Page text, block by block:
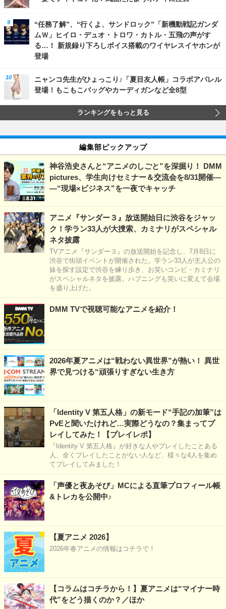
“任務了解”、“行くよ、サンドロック”「新機動戦記ガンダ
ムＷ」ヒイロ・デュオ・トロワ・カトル・五飛の声がす
る…！ 新規録り下ろしボイス搭載のワイヤレスイヤホンが
登場
ニャンコ先生がひょっこり♪「夏目友人帳」コラボアパレル
登場！もこもこバッグやカーディガンなど全8型
ランキングをもっと見る
編集部ピックアップ
神谷浩史さんと“アニメのしごと”を深掘り！ DMM
pictures、学生向けセミナー＆交流会を8/31開催―
―“現場×ビジネス”を一夜でキャッチ
アニメ『サンダー３』放送開始日に渋谷をジャッ
ク！学ラン33人が大捜索、カミナリがスペシャル
ネタ披露
TVアニメ『サンダー３』の放送開始を記念し、7月8日に
渋谷で街頭イベントが開催された。学ラン33人が主人公の
妹を探す設定で渋谷を練り歩き、お笑いコンビ・カミナリ
がスペシャルネタを披露。ハプニングも笑いに変えて会場
を盛り上げた。
DMM TVで視聴可能なアニメを紹介！
2026年夏アニメは“戦わない異世界”が熱い！ 異世
界で見つける“頑張りすぎない生き方
「Identity V 第五人格」の新モード“手記の加筆”は
PvEと聞いたけれど…実際どうなの？集まってプ
レイしてみた！【プレイレポ】
『Identity V 第五人格』が好きな人やプレイしたことある
人、全くプレイしたことがない人など、様々な4人を集め
てプレイしてみました！
「声優と夜あそび」MCによる直筆プロフィール帳
&トレカを公開中♪
【夏アニメ 2026】
2026年春アニメの情報はコチラで！
【コラムはコチラから！】夏アニメは“マイナー時
代”をどう描くのか？／ほか